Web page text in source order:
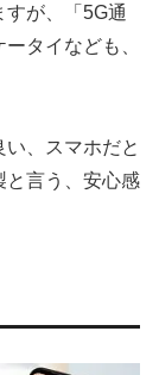
が、「5G通
タイなども、
、スマホだと
と言う、安心感